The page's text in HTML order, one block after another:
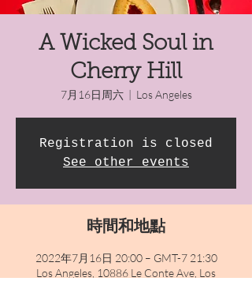
A Wicked Soul in
Cherry Hill
7月16日周六
  |
Los Angeles
Registration is closed
See other events
時間和地點
2022年7月16日 20:00 – GMT-7 21:30
Los Angeles, 10886 Le Conte Ave, Los